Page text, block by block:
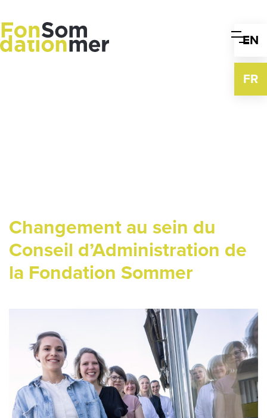
to
content
EN
FR
Changement au sein du
Conseil d’Administration de
la Fondation Sommer